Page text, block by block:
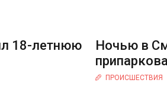
18-летнюю
Ночью в
ПРОИСШЕСТВИЯ